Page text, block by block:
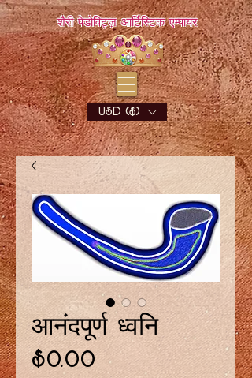
शैरी पेडोविट्ज़ आर्टिस्टिक एम्पायर
USD ($)
आनंदपूर्ण ध्वनि
$0.00मूल्य